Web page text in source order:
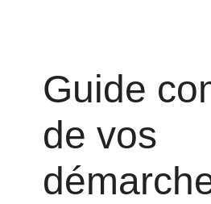
Guide
de vos